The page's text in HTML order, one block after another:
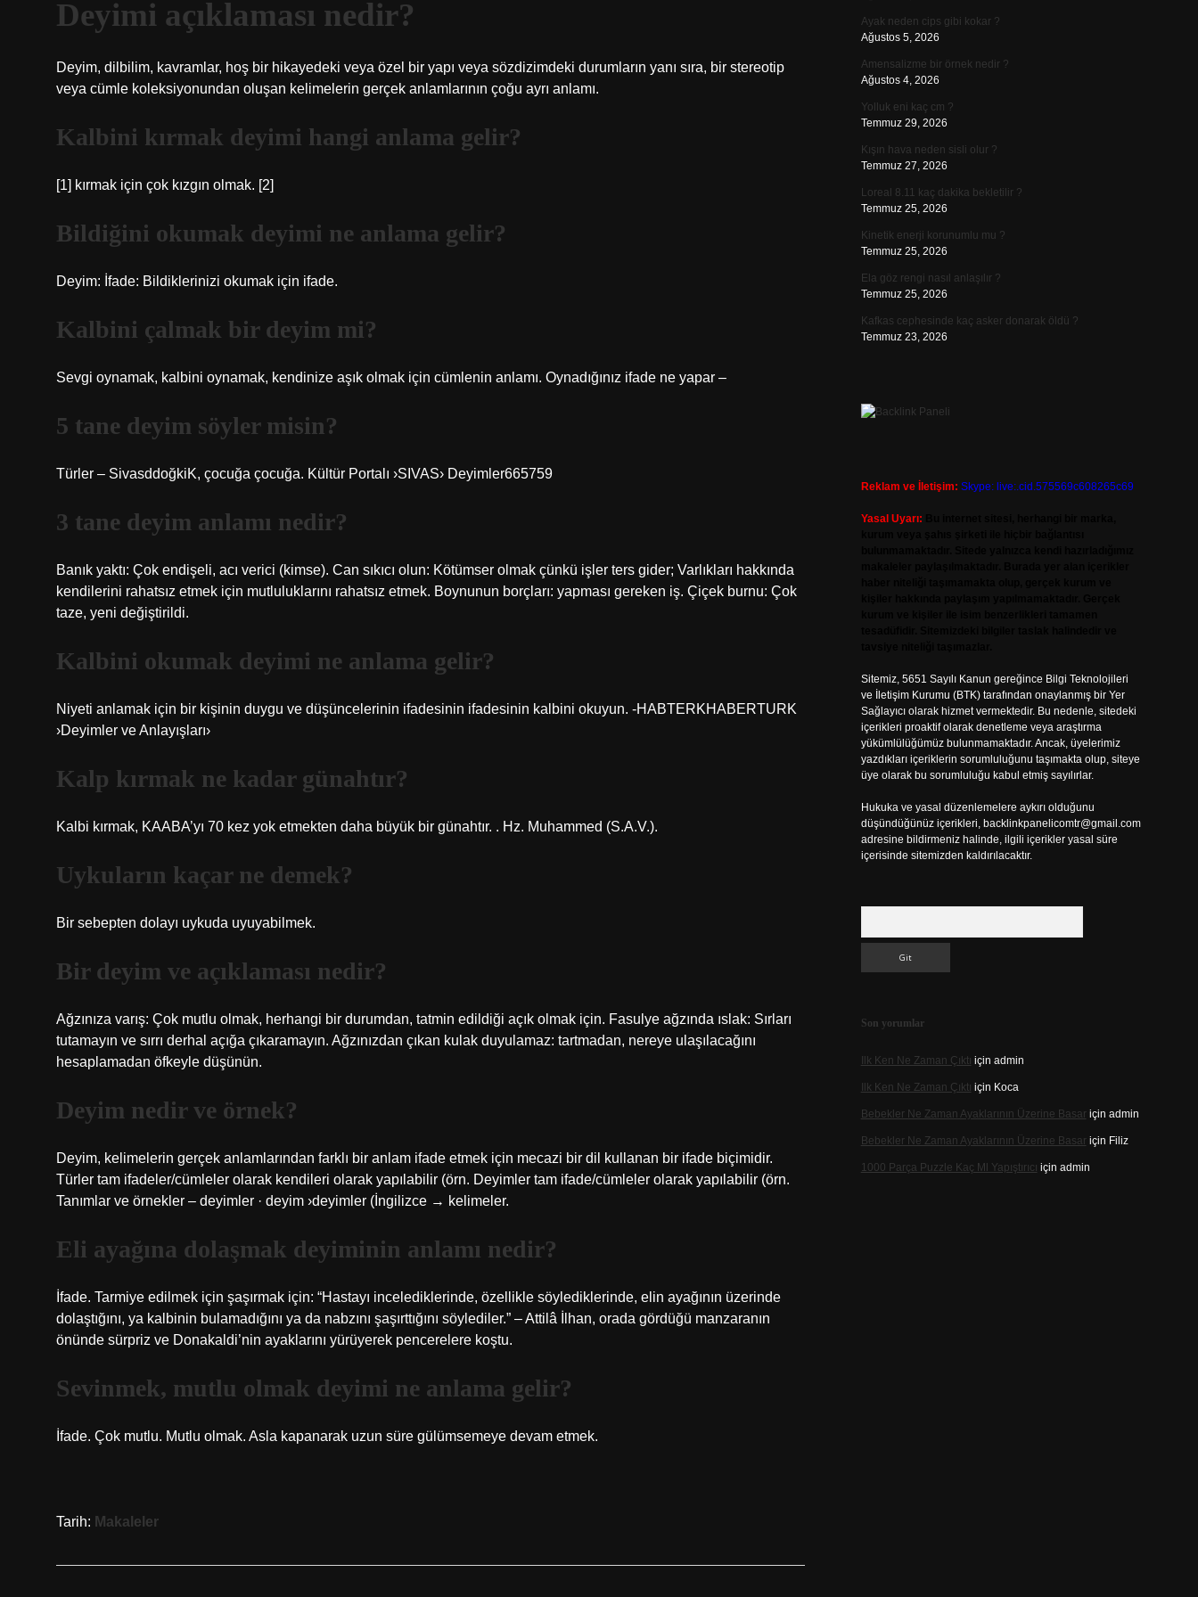
Deyimi açıklaması nedir?
Deyim, dilbilim, kavramlar, hoş bir hikayedeki veya özel bir yapı veya sözdizimdeki durumların yanı sıra, bir stereotip
veya cümle koleksiyonundan oluşan kelimelerin gerçek anlamlarının çoğu ayrı anlamı.
Kalbini kırmak deyimi hangi anlama gelir?
[1] kırmak için çok kızgın olmak. [2]
Bildiğini okumak deyimi ne anlama gelir?
Deyim: İfade: Bildiklerinizi okumak için ifade.
Kalbini çalmak bir deyim mi?
Sevgi oynamak, kalbini oynamak, kendinize aşık olmak için cümlenin anlamı. Oynadığınız ifade ne yapar –
5 tane deyim söyler misin?
Türler – SivasddoğkiK, çocuğa çocuğa. Kültür Portalı ›SIVAS› Deyimler665759
3 tane deyim anlamı nedir?
Banık yaktı: Çok endişeli, acı verici (kimse). Can sıkıcı olun: Kötümser olmak çünkü işler ters gider; Varlıkları hakkında
kendilerini rahatsız etmek için mutluluklarını rahatsız etmek. Boynunun borçları: yapması gereken iş. Çiçek burnu: Çok
taze, yeni değiştirildi.
Kalbini okumak deyimi ne anlama gelir?
Niyeti anlamak için bir kişinin duygu ve düşüncelerinin ifadesinin ifadesinin kalbini okuyun. -HABTERKHABERTURK
›Deyimler ve Anlayışları›
Kalp kırmak ne kadar günahtır?
Kalbi kırmak, KAABA’yı 70 kez yok etmekten daha büyük bir günahtır. . Hz. Muhammed (S.A.V.).
Uykuların kaçar ne demek?
Bir sebepten dolayı uykuda uyuyabilmek.
Bir deyim ve açıklaması nedir?
Ağzınıza varış: Çok mutlu olmak, herhangi bir durumdan, tatmin edildiği açık olmak için. Fasulye ağzında ıslak: Sırları
tutamayın ve sırrı derhal açığa çıkaramayın. Ağzınızdan çıkan kulak duyulamaz: tartmadan, nereye ulaşılacağını
hesaplamadan öfkeyle düşünün.
Deyim nedir ve örnek?
Deyim, kelimelerin gerçek anlamlarından farklı bir anlam ifade etmek için mecazi bir dil kullanan bir ifade biçimidir.
Türler tam ifadeler/cümleler olarak kendileri olarak yapılabilir (örn. Deyimler tam ifade/cümleler olarak yapılabilir (örn.
Tanımlar ve örnekler – deyimler · deyim ›deyimler (İngilizce → kelimeler.
Eli ayağına dolaşmak deyiminin anlamı nedir?
İfade. Tarmiye edilmek için şaşırmak için: “Hastayı incelediklerinde, özellikle söylediklerinde, elin ayağının üzerinde
dolaştığını, ya kalbinin bulamadığını ya da nabzını şaşırttığını söylediler.” – Attilâ İlhan, orada gördüğü manzaranın
önünde sürpriz ve Donakaldi’nin ayaklarını yürüyerek pencerelere koştu.
Sevinmek, mutlu olmak deyimi ne anlama gelir?
İfade. Çok mutlu. Mutlu olmak. Asla kapanarak uzun süre gülümsemeye devam etmek.
Tarih: Makaleler
Ayak neden cips gibi kokar ?
Ağustos 5, 2026
Amensalizme bir örnek nedir ?
Ağustos 4, 2026
Yolluk eni kaç cm ?
Temmuz 29, 2026
Kışın hava neden sisli olur ?
Temmuz 27, 2026
Loreal 8.11 kaç dakika bekletilir ?
Temmuz 25, 2026
Kinetik enerji korunumlu mu ?
Temmuz 25, 2026
Ela göz rengi nasıl anlaşılır ?
Temmuz 25, 2026
Kafkas cephesinde kaç asker donarak öldü ?
Temmuz 23, 2026
Reklam ve İletişim: Skype: live:.cid.575569c608265c69
Yasal Uyarı:
Sitemiz, 5651 Sayılı Kanun gereğince Bilgi Teknolojileri
ve İletişim Kurumu (BTK) tarafından onaylanmış bir Yer
Sağlayıcı olarak hizmet vermektedir. Bu nedenle, sitedeki
içerikleri proaktif olarak denetleme veya araştırma
yükümlülüğümüz bulunmamaktadır. Ancak, üyelerimiz
yazdıkları içeriklerin sorumluluğunu taşımakta olup, siteye
üye olarak bu sorumluluğu kabul etmiş sayılırlar.
Hukuka ve yasal düzenlemelere aykırı olduğunu
düşündüğünüz içerikleri, backlinkpanelicomtr@gmail.com
adresine bildirmeniz halinde, ilgili içerikler yasal süre
içerisinde sitemizden kaldırılacaktır.
Son yorumlar
Ilk Ken Ne Zaman Çıktı için admin
Ilk Ken Ne Zaman Çıktı için Koca
Bebekler Ne Zaman Ayaklarının Üzerine Basariçin admin
Bebekler Ne Zaman Ayaklarının Üzerine Basariçin Filiz
1000 Parça Puzzle Kaç Ml Yapıştırıcı için admin